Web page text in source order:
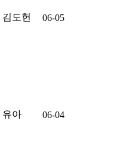
김도헌 06-05
유아 06-04